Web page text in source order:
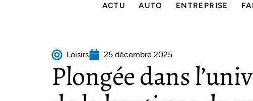
ACTU AUTO ENTREPRISE
Loisirs 25 décembre 2025
Plongée dans